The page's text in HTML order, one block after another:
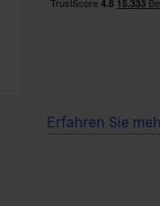
Erfahren Sie